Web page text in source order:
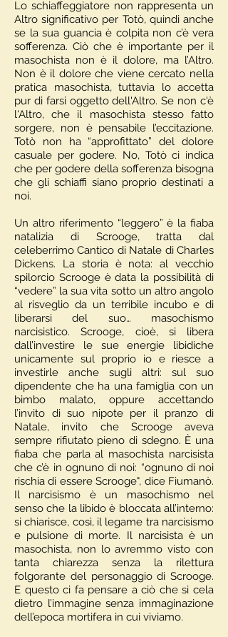
Lo schiaffeggiatore non rappresenta un
Altro significativo per Totò, quindi anche
se la sua guancia è colpita non c’è vera
sofferenza. Ciò che è importante per il
masochista non è il dolore, ma l’Altro.
Non è il dolore che viene cercato nella
pratica masochista, tuttavia lo accetta
pur di farsi oggetto dell'Altro. Se non c'è
l'Altro, che il masochista stesso fatto
sorgere, non è pensabile l’eccitazione.
Totò non ha “approfittato” del dolore
casuale per godere. No, Totò ci indica
che per godere della sofferenza bisogna
che gli schiaffi siano proprio destinati a
noi.
Un altro riferimento “leggero” è la fiaba
natalizia di Scrooge, tratta dal
celeberrimo Cantico di Natale di Charles
Dickens. La storia è nota: al vecchio
spilorcio Scrooge è data la possibilità di
“vedere” la sua vita sotto un altro angolo
al risveglio da un terribile incubo e di
liberarsi del suo… masochismo
narcisistico. Scrooge, cioè, si libera
dall’investire le sue energie libidiche
unicamente sul proprio io e riesce a
investirle anche sugli altri: sul suo
dipendente che ha una famiglia con un
bimbo malato, oppure accettando
l’invito di suo nipote per il pranzo di
Natale, invito che Scrooge aveva
sempre rifiutato pieno di sdegno. È una
fiaba che parla al masochista narcisista
che c’è in ognuno di noi: “ognuno di noi
rischia di essere Scrooge", dice Fiumanò.
Il narcisismo è un masochismo nel
senso che la libido è bloccata all’interno:
si chiarisce, così, il legame tra narcisismo
e pulsione di morte. Il narcisista è un
masochista, non lo avremmo visto con
tanta chiarezza senza la rilettura
folgorante del personaggio di Scrooge.
E questo ci fa pensare a ciò che si cela
dietro l’immagine senza immaginazione
dell’epoca mortifera in cui viviamo.